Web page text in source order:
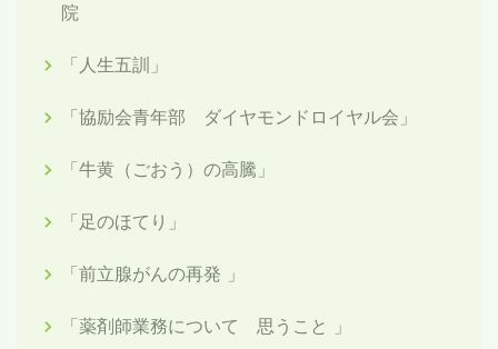
院
「人生五訓」
「協励会青年部 ダイヤモンドロイヤル会」
「牛黄（ごおう）の高騰」
「足のほてり」
「前立腺がんの再発 」
「薬剤師業務について 思うこと 」